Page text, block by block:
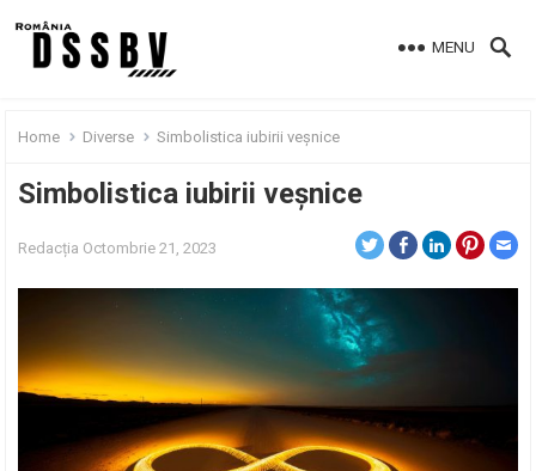
MENU
Home Diverse Simbolistica iubirii veșnice
Simbolistica iubirii veșnice
Redacția Octombrie 21, 2023